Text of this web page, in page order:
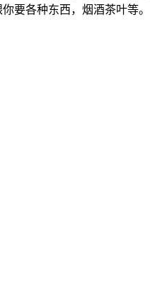
要各种东西，烟酒茶叶等。